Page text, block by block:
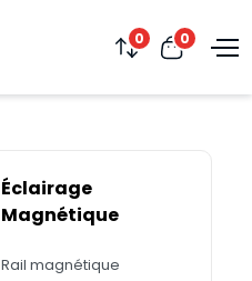
0 0
Éclairage
Magnétique
Rail magnétique